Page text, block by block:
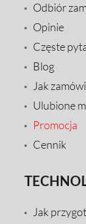
Odbiór
Opinie
Częste
Blog
Jak
Ulubione
Promocja
Cennik
Jak